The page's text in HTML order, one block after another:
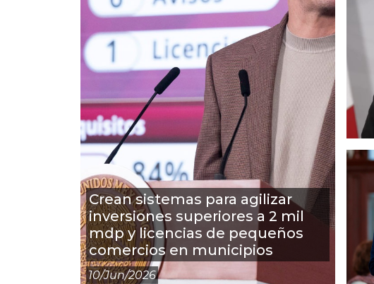
Crean sistemas para agilizar
inversiones superiores a 2 mil
mdp y licencias de pequeños
comercios en municipios
10/jun/2026